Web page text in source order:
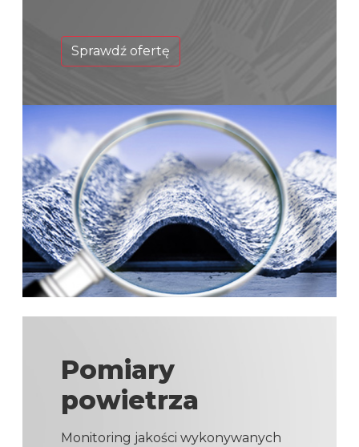
Sprawdź ofertę
Pomiary
powietrza
Monitoring jakości wykonywanych